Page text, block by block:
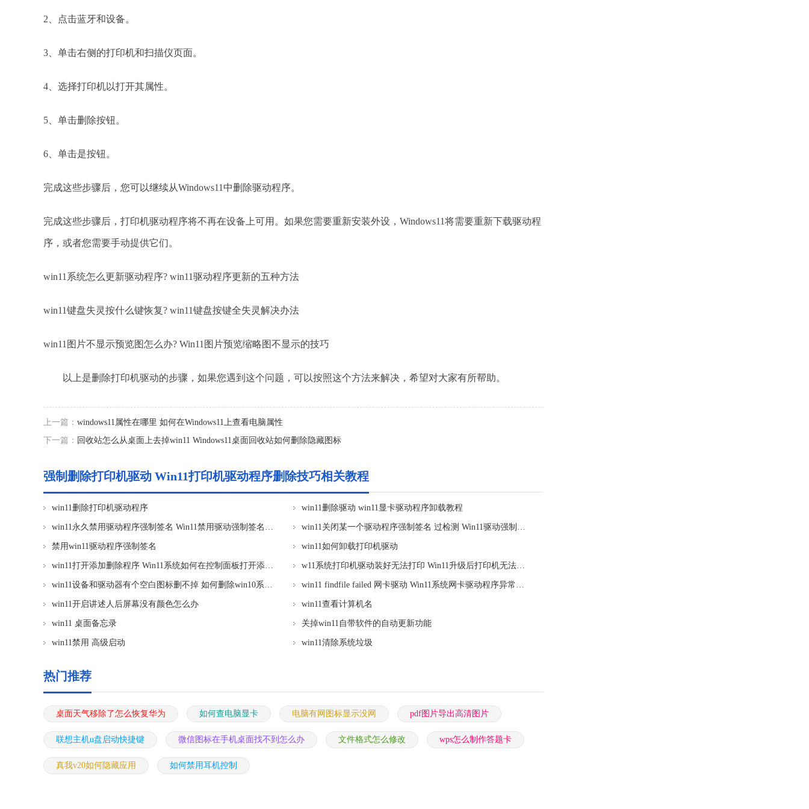
2、点击蓝牙和设备。
3、单击右侧的打印机和扫描仪页面。
4、选择打印机以打开其属性。
5、单击删除按钮。
6、单击是按钮。
完成这些步骤后，您可以继续从Windows11中删除驱动程序。
完成这些步骤后，打印机驱动程序将不再在设备上可用。如果您需要重新安装外设，Windows11将需要重新下载驱动程
序，或者您需要手动提供它们。
win11系统怎么更新驱动程序? win11驱动程序更新的五种方法
win11键盘失灵按什么键恢复? win11键盘按键全失灵解决办法
win11图片不显示预览图怎么办? Win11图片预览缩略图不显示的技巧
以上是删除打印机驱动的步骤，如果您遇到这个问题，可以按照这个方法来解决，希望对大家有所帮助。
上一篇： windows11属性在哪里 如何在Windows11上查看电脑属性
下一篇： 回收站怎么从桌面上去掉win11 Windows11桌面回收站如何删除隐藏图标
强制删除打印机驱动 Win11打印机驱动程序删除技巧相关教程
win11删除打印机驱动程序 win11删除驱动 win11显卡驱动程序卸载教程
win11永久禁用驱动程序强制签名 Win11禁用驱动强制签名的方法 win11关闭某一个驱动程序强制签名 过检测 Win11驱动强制签名的禁用技巧
禁用win11驱动程序强制签名 win11如何卸载打印机驱动
win11打开添加删除程序 Win11系统如何在控制面板打开添加删除程序 w11系统打印机驱动装好无法打印 Win11升级后打印机无法正常工作的解决方法
win11设备和驱动器有个空白图标删不掉 如何删除win10系统设备和驱动器空白图标 win11 findfile failed 网卡驱动 Win11系统网卡驱动程序异常解决方法
win11开启讲述人后屏幕没有颜色怎么办 win11查看计算机名
win11 桌面备忘录 关掉win11自带软件的自动更新功能
win11禁用 高级启动 win11清除系统垃圾
热门推荐
桌面天气移除了怎么恢复华为 如何查电脑显卡 电脑有网图标显示没网 pdf图片导出高清图片
联想主机u盘启动快捷键 微信图标在手机桌面找不到怎么办 文件格式怎么修改 wps怎么制作答题卡
真我v20如何隐藏应用 如何禁用耳机控制